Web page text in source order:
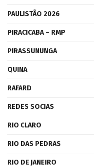
PAULISTÃO 2026
PIRACICABA – RMP
PIRASSUNUNGA
QUINA
RAFARD
REDES SOCIAS
RIO CLARO
RIO DAS PEDRAS
RIO DE JANEIRO